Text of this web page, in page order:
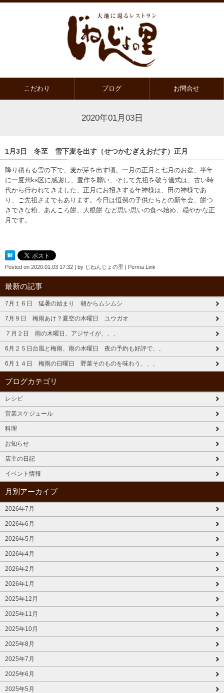
こだわり ブログ お問合せ
2020年01月03日
1月3日 冬至 雪下麦を出す（せつかむぎえおだす）正月
降り積もる雪の下で、麦が芽を出す頃。一月の正月と七月のお盆、半年
に一度州ks区に感謝し、豊作を願い、そして先祖を敬う儀式は、古い時
代から行われてきました、正月にお招きする年神様は、田の神様であ
り、ご先祖さまでもあります。今日は恒例の子供たちとの新年会、餅つ
きできな粉、あんころ餅、大根餅 など思い思いの食べ始め、穏やかな正
月です。
Posted on 2020.01.03 17:32 | by じねんじょの里 | Perma Link
最新の記事
7月１６日 猛暑の始まり 朝からムシムシ
7月９日 梅雨あけ？夏空の木曜日 ユウガオ
７月２日 雨の木曜日、アジサイが、、、
6月２５日台風と梅雨、雨の木曜日 夜の予約も好評で、、
6月１４日 梅雨の日曜日 野菜そのものを味わう、、、
ブログカテゴリ
レシピ
営業スケジュール
料理
お知らせ
店主の日記
イベント情報
月別アーカイブ
2026年7月
2026年6月
2026年5月
2026年4月
2026年2月
2026年1月
2025年12月
2025年11月
2025年10月
2025年8月
2025年7月
2025年6月
2025年5月